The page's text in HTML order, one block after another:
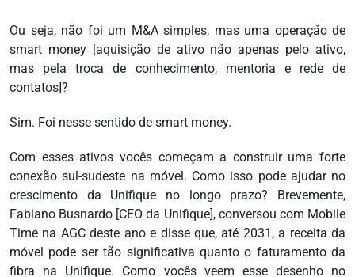
Ou seja, não foi um M&A simples, mas uma operação de
smart money [aquisição de ativo não apenas pelo ativo,
mas pela troca de conhecimento, mentoria e rede de
contatos]?
Sim. Foi nesse sentido de smart money.
Com esses ativos vocês começam a construir uma forte
conexão sul-sudeste na móvel. Como isso pode ajudar no
crescimento da Unifique no longo prazo? Brevemente,
Fabiano Busnardo [CEO da Unifique], conversou com Mobile
Time na AGC deste ano e disse que, até 2031, a receita da
móvel pode ser tão significativa quanto o faturamento da
fibra na Unifique. Como vocês veem esse desenho no